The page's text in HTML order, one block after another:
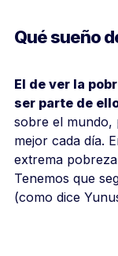
Qué sueño
El de ver la
ser parte de
sobre el mundo,
mejor cada día.
extrema
Tenemos que
(como dice